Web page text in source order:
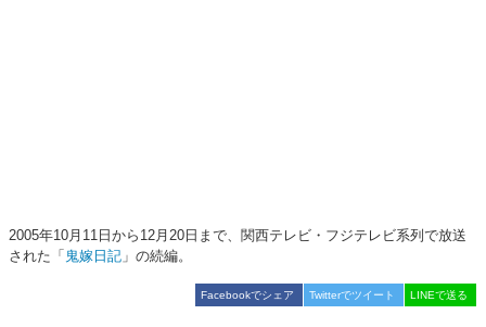
2005年10月11日から12月20日まで、関西テレビ・フジテレビ系列で放送
された「 鬼嫁日記 」の続編。
Facebookでシェア Twitterでツイート LINEで送る